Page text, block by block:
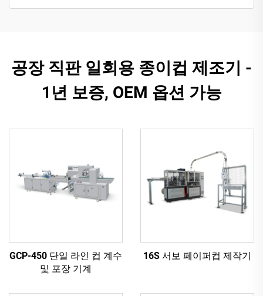
공장 직판 일회용 종이컵 제조기 -
1년 보증, OEM 옵션 가능
GCP-450 단일 라인 컵 계수
및 포장 기계
16S 서보 페이퍼컵 제작기